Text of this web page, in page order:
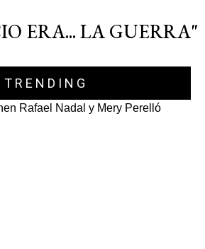
ERA... LA GUERRA"
TRENDING